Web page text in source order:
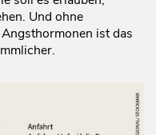
Und ohne
ist das